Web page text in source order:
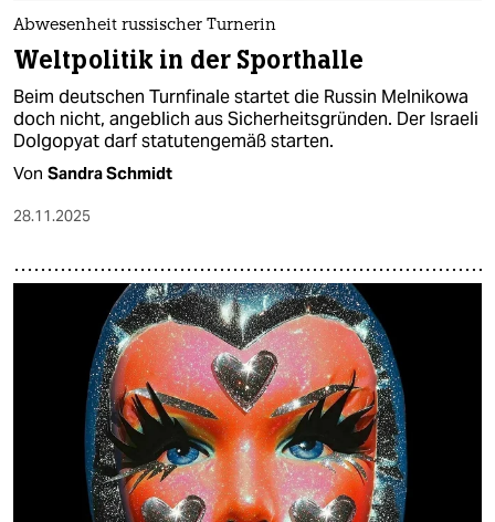
Abwesenheit russischer Turnerin
Weltpolitik in der Sporthalle
Beim deutschen Turnfinale startet die Russin Melnikowa
doch nicht, angeblich aus Sicherheitsgründen. Der Israeli
Dolgopyat darf statutengemäß starten.
Von Sandra Schmidt
28.11.2025